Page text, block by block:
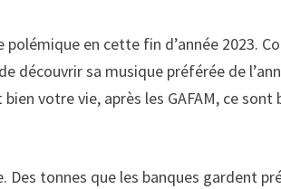
en cette fin d’année 2023.
découvrir sa musique préférée de
votre vie, après les GAFAM, ce sont
tonnes que les banques gardent